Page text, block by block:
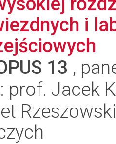
i
13 ,
prof. Jacek